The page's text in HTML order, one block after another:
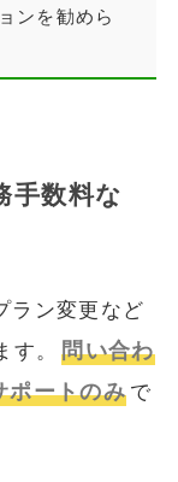
ンを勧めら
手数料な
ラン変更など
。
問い合わ
ポートのみで